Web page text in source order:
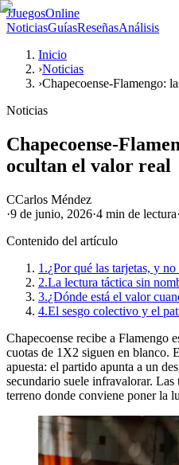
JJuegosOnline
NoticiasGuíasReseñasAnálisis
Inicio
›Noticias
›Chapecoense-Flamengo:
Noticias
Chapecoense-
ocultan el valor real
CCarlos Méndez
·9 de junio, 2026·4 min de lectura·
Contenido del artículo
1.¿Por qué las tarjetas, y
2.La lectura táctica sin
3.¿Dónde está el valor
4.El sesgo colectivo y el
Chapecoense recibe a Flamengo
cuotas de 1X2 siguen en blanco.
apuesta: el partido apunta a un
secundario suele infravalorar. Las
terreno donde conviene poner la